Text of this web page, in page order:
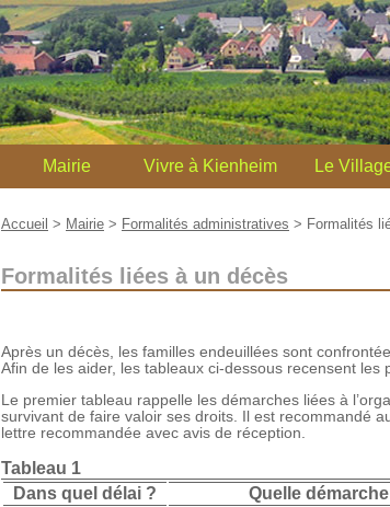
Mairie Vivre à Kienheim Le
Accueil > Mairie > Formalités administratives > Formalités
Formalités liées à un décès
Après un décès, les familles endeuillées sont
Afin de les aider, les tableaux ci-dessous recensent les
Le premier tableau rappelle les démarches liées à
survivant de faire valoir ses droits. Il est recommandé
lettre recommandée avec avis de réception.
Tableau 1
Dans quel délai ?
Quelle